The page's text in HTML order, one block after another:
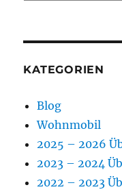
KATEGORIEN
Blog
Wohnmobil
2025 – 2026
2023 – 2024
2022 – 2023